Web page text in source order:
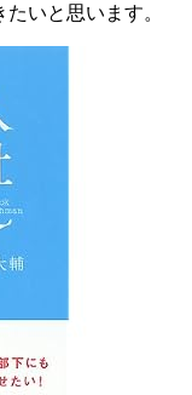
いと思います。